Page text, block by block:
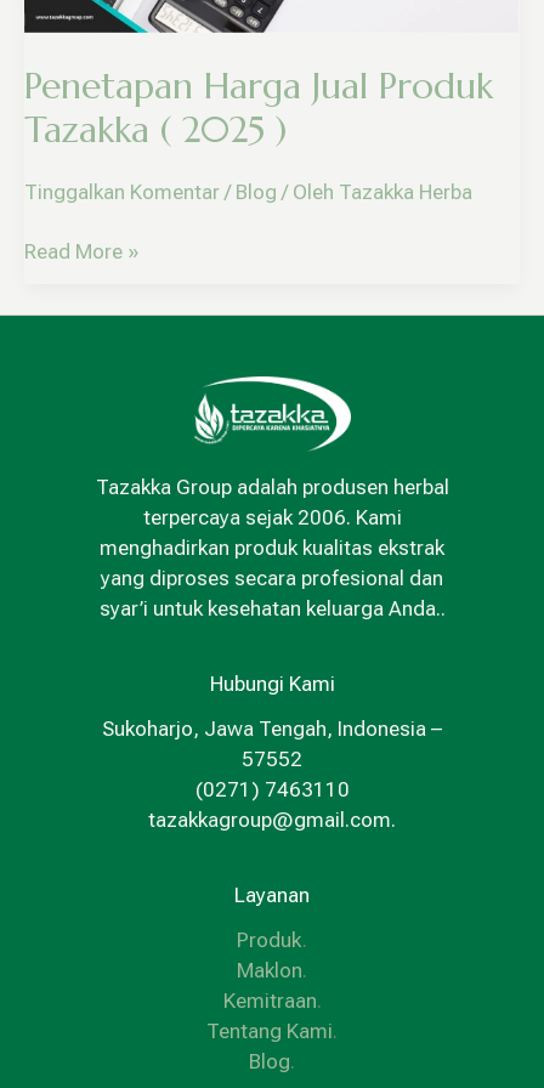
Penetapan Harga Jual Produk
Tazakka ( 2025 )
Tinggalkan Komentar / Blog / Oleh Tazakka Herba
)
Read More »
Tazakka Group adalah produsen herbal
terpercaya sejak 2006. Kami
menghadirkan produk kualitas ekstrak
yang diproses secara profesional dan
syar’i untuk kesehatan keluarga Anda..
Hubungi Kami
Sukoharjo, Jawa Tengah, Indonesia –
57552
(0271) 7463110
tazakkagroup@gmail.com.
Layanan
Produk.
Maklon.
Kemitraan.
Tentang Kami.
Blog.